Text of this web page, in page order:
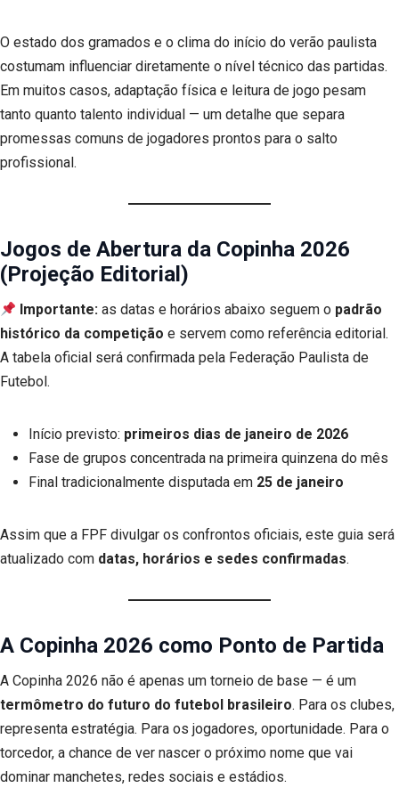
O estado dos gramados e o clima do início do verão paulista
costumam influenciar diretamente o nível técnico das partidas.
Em muitos casos, adaptação física e leitura de jogo pesam
tanto quanto talento individual — um detalhe que separa
promessas comuns de jogadores prontos para o salto
profissional.
Jogos de Abertura da Copinha 2026
(Projeção Editorial)
Importante: as datas e horários abaixo seguem o padrão
histórico da competição e servem como referência editorial.
A tabela oficial será confirmada pela Federação Paulista de
Futebol.
Início previsto: primeiros dias de janeiro de 2026
Fase de grupos concentrada na primeira quinzena do mês
Final tradicionalmente disputada em 25 de janeiro
Assim que a FPF divulgar os confrontos oficiais, este guia será
atualizado com datas, horários e sedes confirmadas.
A Copinha 2026 como Ponto de Partida
A Copinha 2026 não é apenas um torneio de base — é um
termômetro do futuro do futebol brasileiro. Para os clubes,
representa estratégia. Para os jogadores, oportunidade. Para o
torcedor, a chance de ver nascer o próximo nome que vai
dominar manchetes, redes sociais e estádios.